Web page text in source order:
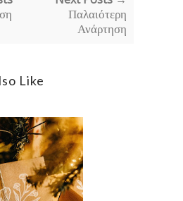
Παλαιότερη
Ανάρτηση
Like